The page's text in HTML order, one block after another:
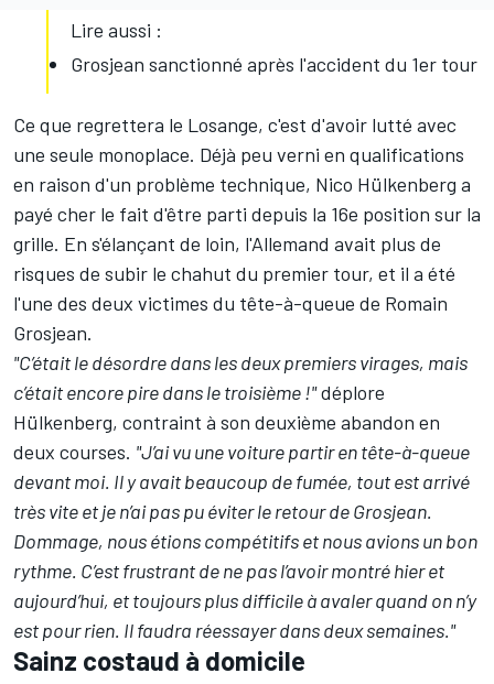
Lire aussi :
Grosjean sanctionné après l'accident du 1er tour
Ce que regrettera le Losange, c'est d'avoir lutté avec
une seule monoplace. Déjà peu verni en qualifications
en raison d'un problème technique, Nico Hülkenberg a
payé cher le fait d'être parti depuis la 16e position sur la
grille. En s'élançant de loin, l'Allemand avait plus de
risques de subir le chahut du premier tour, et il a été
l'une des deux victimes du tête-à-queue de Romain
Grosjean.
"C’était le désordre dans les deux premiers virages, mais
c’était encore pire dans le troisième !"déplore
Hülkenberg, contraint à son deuxième abandon en
deux courses. "J’ai vu une voiture partir en tête-à-queue
devant moi. Il y avait beaucoup de fumée, tout est arrivé
très vite et je n’ai pas pu éviter le retour de Grosjean.
Dommage, nous étions compétitifs et nous avions un bon
rythme. C’est frustrant de ne pas l’avoir montré hier et
aujourd’hui, et toujours plus difficile à avaler quand on n’y
est pour rien. Il faudra réessayer dans deux semaines."
Sainz costaud à domicile